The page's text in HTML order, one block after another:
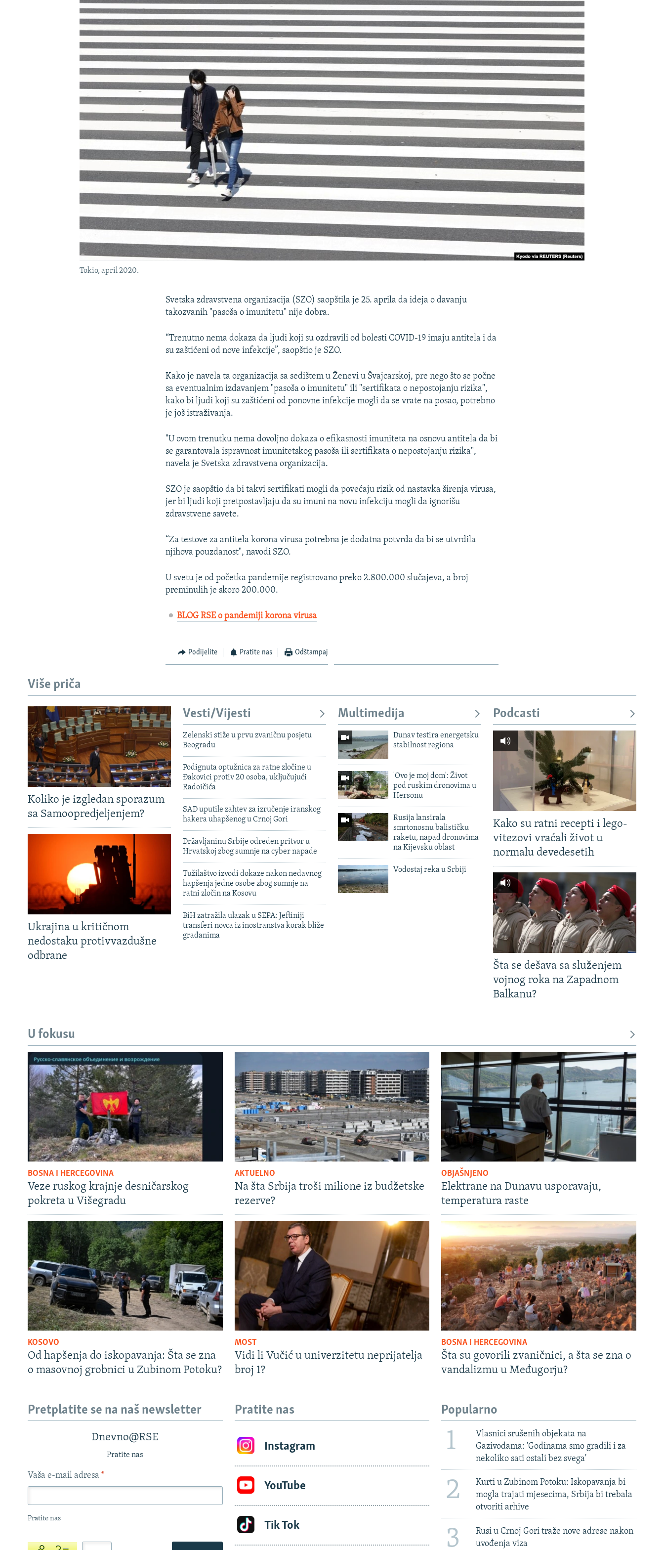
GENOCID U SREBRENICI
POPLAVE I KLIZIŠTA U BIH 2024.
TRI DECENIJE OD RATA U BIH
NASTANAK I RASPAD JUGOSLAVIJE
Tokio, april 2020.
Svetska zdravstvena organizacija (SZO) saopštila je 25. aprila da ideja o davanju
takozvanih "pasoša o imunitetu" nije dobra.
“Trenutno nema dokaza da ljudi koji su ozdravili od bolesti COVID-19 imaju antitela i da
su zaštićeni od nove infekcije”, saopštio je SZO.
Kako je navela ta organizacija sa sedištem u Ženevi u Švajcarskoj, pre nego što se počne
sa eventualnim izdavanjem "pasoša o imunitetu" ili "sertifikata o nepostojanju rizika",
kako bi ljudi koji su zaštićeni od ponovne infekcije mogli da se vrate na posao, potrebno
je još istraživanja.
"U ovom trenutku nema dovoljno dokaza o efikasnosti imuniteta na osnovu antitela da bi
se garantovala ispravnost imunitetskog pasoša ili sertifikata o nepostojanju rizika",
navela je Svetska zdravstvena organizacija.
SZO je saopštio da bi takvi sertifikati mogli da povećaju rizik od nastavka širenja virusa,
jer bi ljudi koji pretpostavljaju da su imuni na novu infekciju mogli da ignorišu
zdravstvene savete.
“Za testove za antitela korona virusa potrebna je dodatna potvrda da bi se utvrdila
njihova pouzdanost", navodi SZO.
U svetu je od početka pandemije registrovano preko 2.800.000 slučajeva, a broj
preminulih je skoro 200.000.
BLOG RSE o pandemiji korona virusa
Podijelite Pratite nas Odštampaj
Više priča
Koliko je izgledan sporazum
sa Samoopredjeljenjem?
Ukrajina u kritičnom
nedostaku protivvazdušne
odbrane
Vesti/Vijesti
Zelenski stiže u prvu zvaničnu posjetu
Beogradu
Podignuta optužnica za ratne zločine u
Đakovici protiv 20 osoba, uključujući
Radoičića
SAD uputile zahtev za izručenje iranskog
hakera uhapšenog u Crnoj Gori
Državljaninu Srbije određen pritvor u
Hrvatskoj zbog sumnje na cyber napade
Tužilaštvo izvodi dokaze nakon nedavnog
hapšenja jedne osobe zbog sumnje na
ratni zločin na Kosovu
BiH zatražila ulazak u SEPA: Jeftiniji
transferi novca iz inostranstva korak bliže
građanima
Multimedija
Dunav testira energetsku
stabilnost regiona
'Ovo je moj dom': Život
pod ruskim dronovima u
Hersonu
Rusija lansirala
smrtonosnu balističku
raketu, napad dronovima
na Kijevsku oblast
Vodostaj reka u Srbiji
Podcasti
Kako su ratni recepti i lego-
vitezovi vraćali život u
normalu devedesetih
Šta se dešava sa služenjem
vojnog roka na Zapadnom
Balkanu?
U fokusu
BOSNA I HERCEGOVINA
Veze ruskog krajnje desničarskog
pokreta u Višegradu
AKTUELNO
Na šta Srbija troši milione iz budžetske
rezerve?
OBJAŠNJENO
Elektrane na Dunavu usporavaju,
temperatura raste
KOSOVO
Od hapšenja do iskopavanja: Šta se zna
o masovnoj grobnici u Zubinom Potoku?
MOST
Vidi li Vučić u univerzitetu neprijatelja
broj 1?
BOSNA I HERCEGOVINA
Šta su govorili zvaničnici, a šta se zna o
vandalizmu u Međugorju?
Pretplatite se na naš newsletter
Dnevno@RSE
Pratite nas
Vaša e-mail adresa *
Pratite nas
Pratite nas
Instagram
YouTube
Tik Tok
Popularno
1
Vlasnici srušenih objekata na
Gazivodama: 'Godinama smo gradili i za
nekoliko sati ostali bez svega'
2
Kurti u Zubinom Potoku: Iskopavanja bi
mogla trajati mjesecima, Srbija bi trebala
otvoriti arhive
3
Rusi u Crnoj Gori traže nove adrese nakon
uvođenja viza